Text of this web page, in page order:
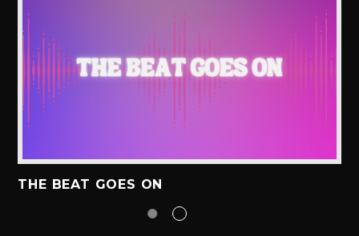
THE BEAT GOES ON